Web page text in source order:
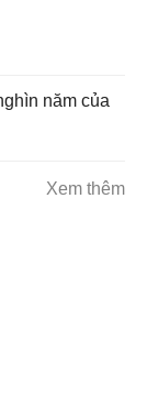
năm của
Xem thêm